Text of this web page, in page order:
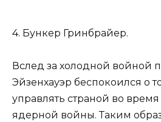
4. Бункер Гринбрайер.
Вслед за холодной войной
Эйзенхауэр беспокоился о
управлять страной во
ядерной войны. Таким